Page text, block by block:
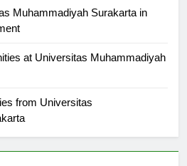
Muhammadiyah Surakarta in
at Universitas Muhammadiyah
from Universitas